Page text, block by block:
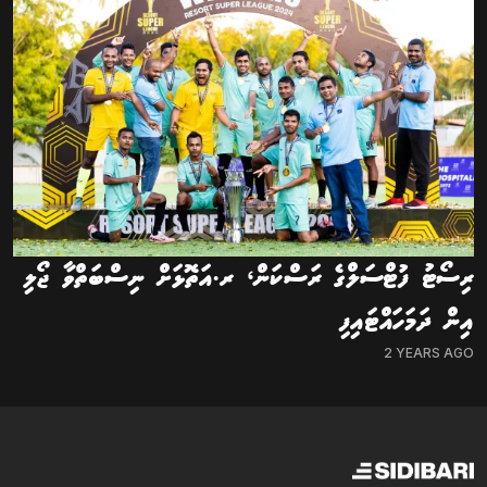
ރިސޯޓު ފުޓްސަލްގެ ރަސްކަން، ރ.އަތޮޅަށް ނިސްބަތްވާ ޖޯލި
އިން ދަމަހައްޓައިފި
2 YEARS AGO